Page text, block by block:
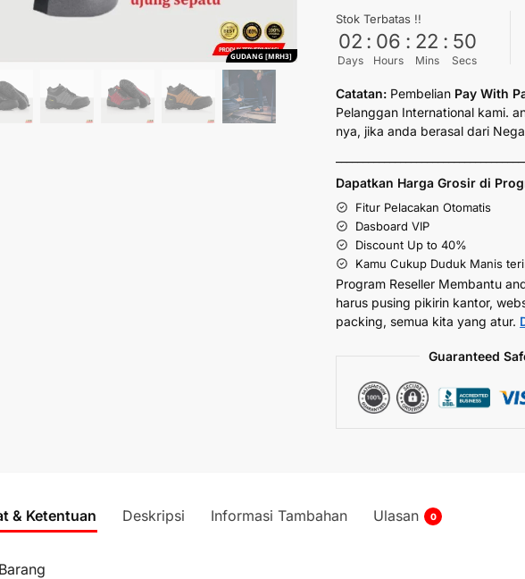
GUDANG [MRH3]
Stok Terbatas !!
02
Days
: 06
Hours
: 22
Mins
: 49
Secs
Catatan: Pembelian Pay With
Pelanggan International kami.
nya, jika anda berasal dari
Dapatkan Harga Grosir di
Fitur Pelacakan Otomatis
Dasboard VIP
Discount Up to 40%
Kamu Cukup Duduk Manis
Program Reseller Membantu
harus pusing pikirin kantor,
packing, semua kita yang atur.
Guaranteed
& Ketentuan Deskripsi Informasi Tambahan Ulasan 0